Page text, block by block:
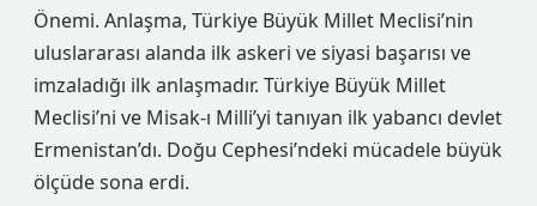
Önemi. Anlaşma, Türkiye Büyük Millet Meclisi’nin
uluslararası alanda ilk askeri ve siyasi başarısı ve
imzaladığı ilk anlaşmadır. Türkiye Büyük Millet
Meclisi’ni ve Misak-ı Milli’yi tanıyan ilk yabancı devlet
Ermenistan’dı. Doğu Cephesi’ndeki mücadele büyük
ölçüde sona erdi.